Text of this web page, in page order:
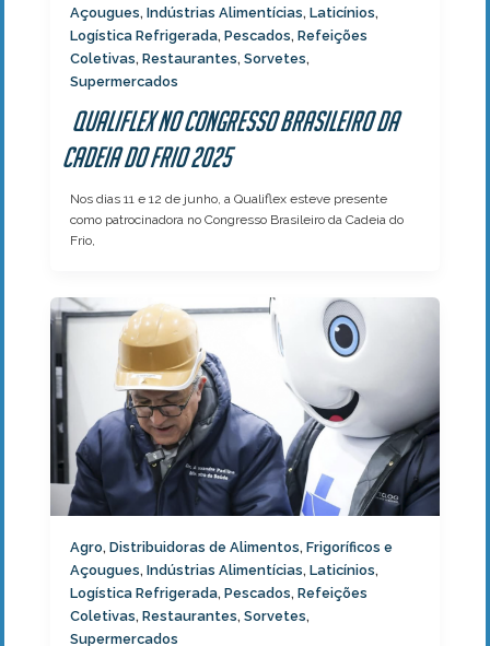
Açougues, Indústrias Alimentícias, Laticínios,
Logística Refrigerada, Pescados, Refeições
Coletivas, Restaurantes, Sorvetes,
Supermercados
Qualiflex no Congresso Brasileiro da
Cadeia do Frio 2025
Nos dias 11 e 12 de junho, a Qualiflex esteve presente
como patrocinadora no Congresso Brasileiro da Cadeia do
Frio,
Agro, Distribuidoras de Alimentos, Frigoríficos e
Açougues, Indústrias Alimentícias, Laticínios,
Logística Refrigerada, Pescados, Refeições
Coletivas, Restaurantes, Sorvetes,
Supermercados